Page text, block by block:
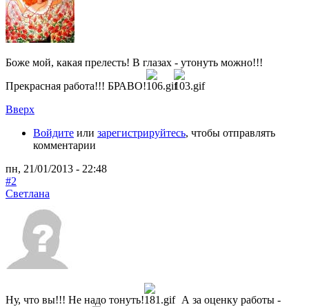
Боже мой, какая прелесть! В глазах - утонуть можно!!!
Прекрасная работа!!! БРАВО!
Вверх
Войдите или зарегистрируйтесь, чтобы отправлять
комментарии
пн, 21/01/2013 - 22:48
#2
Светлана
Ну, что вы!!! Не надо тонуть!
А за оценку работы -